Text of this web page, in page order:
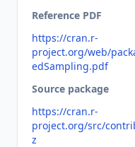
Reference PDF
https://cran.r-
project.org/web/
edSampling.pdf
Source package
https://cran.r-
project.org/src/
z